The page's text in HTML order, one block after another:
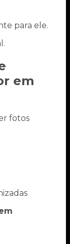
para ele.
em
fotos